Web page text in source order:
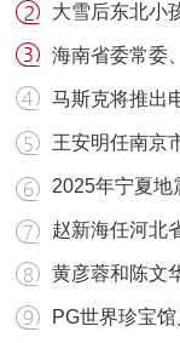
马斯克将推出
王安明任南京
赵新海任河北